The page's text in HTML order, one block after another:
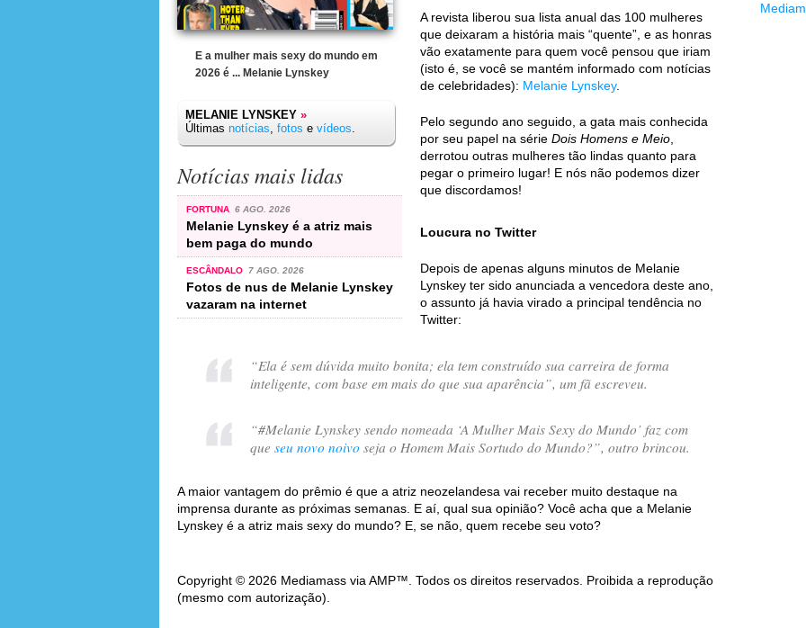
E a mulher mais sexy do mundo em
2026 é ... Melanie Lynskey
MELANIE LYNSKEY »
Últimas notícias, fotos e vídeos.
Notícias mais lidas
FORTUNA 6 AGO. 2026
Melanie Lynskey é a atriz mais
bem paga do mundo
ESCÂNDALO 7 AGO. 2026
Fotos de nus de Melanie Lynskey
vazaram na internet
A revista liberou sua lista anual das 100 mulheres
que deixaram a história mais “quente”, e as honras
vão exatamente para quem você pensou que iriam
(isto é, se você se mantém informado com notícias
de celebridades): Melanie Lynskey.
Pelo segundo ano seguido, a gata mais conhecida
por seu papel na série Dois Homens e Meio
derrotou outras mulheres tão lindas quanto para
pegar o primeiro lugar! E nós não podemos dizer
que discordamos!
Loucura no Twitter
Depois de apenas alguns minutos de Melanie
Lynskey ter sido anunciada a vencedora deste ano,
o assunto já havia virado a principal tendência no
Twitter:
“Ela é sem dúvida muito bonita; ela tem construído sua carreira de forma
inteligente, com base em mais do que sua aparência”, um fã escreveu.
“#Melanie Lynskey sendo nomeada ‘A Mulher Mais Sexy do Mundo’ faz com
que seu novo noivoseja o Homem Mais Sortudo do Mundo?”, outro brincou.
A maior vantagem do prêmio é que a atriz neozelandesa vai receber muito destaque na
imprensa durante as próximas semanas. E aí, qual sua opinião? Você acha que a Melanie
Lynskey é a atriz mais sexy do mundo? E, se não, quem recebe seu voto?
Copyright © 2026 Mediamass via AMP™. Todos os direitos reservados. Proibida a reprodução
(mesmo com autorização).